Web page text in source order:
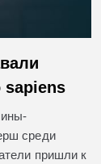
sapiens
среди
пришли к